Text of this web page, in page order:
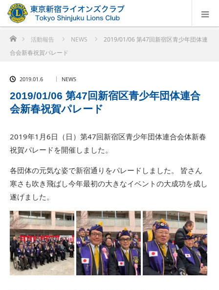
ホーム活動報告 NEWS
2019/01/06 第47回新宿区青少年団体連
合会新春祝賀パレード
2019.01.6 NEWS
2019/01/06 第47回新宿区青少年団体連合
会新春祝賀パレード
2019年1月6日（日）第47回新宿区青少年団体連合会体新春
祝賀パレードを開催しました。
各団体の元気な姿で新宿通りをパレードしました。 皆さん
寒さも吹き飛ばし今年最初の大きなイベントの大成功を成し
遂げました。